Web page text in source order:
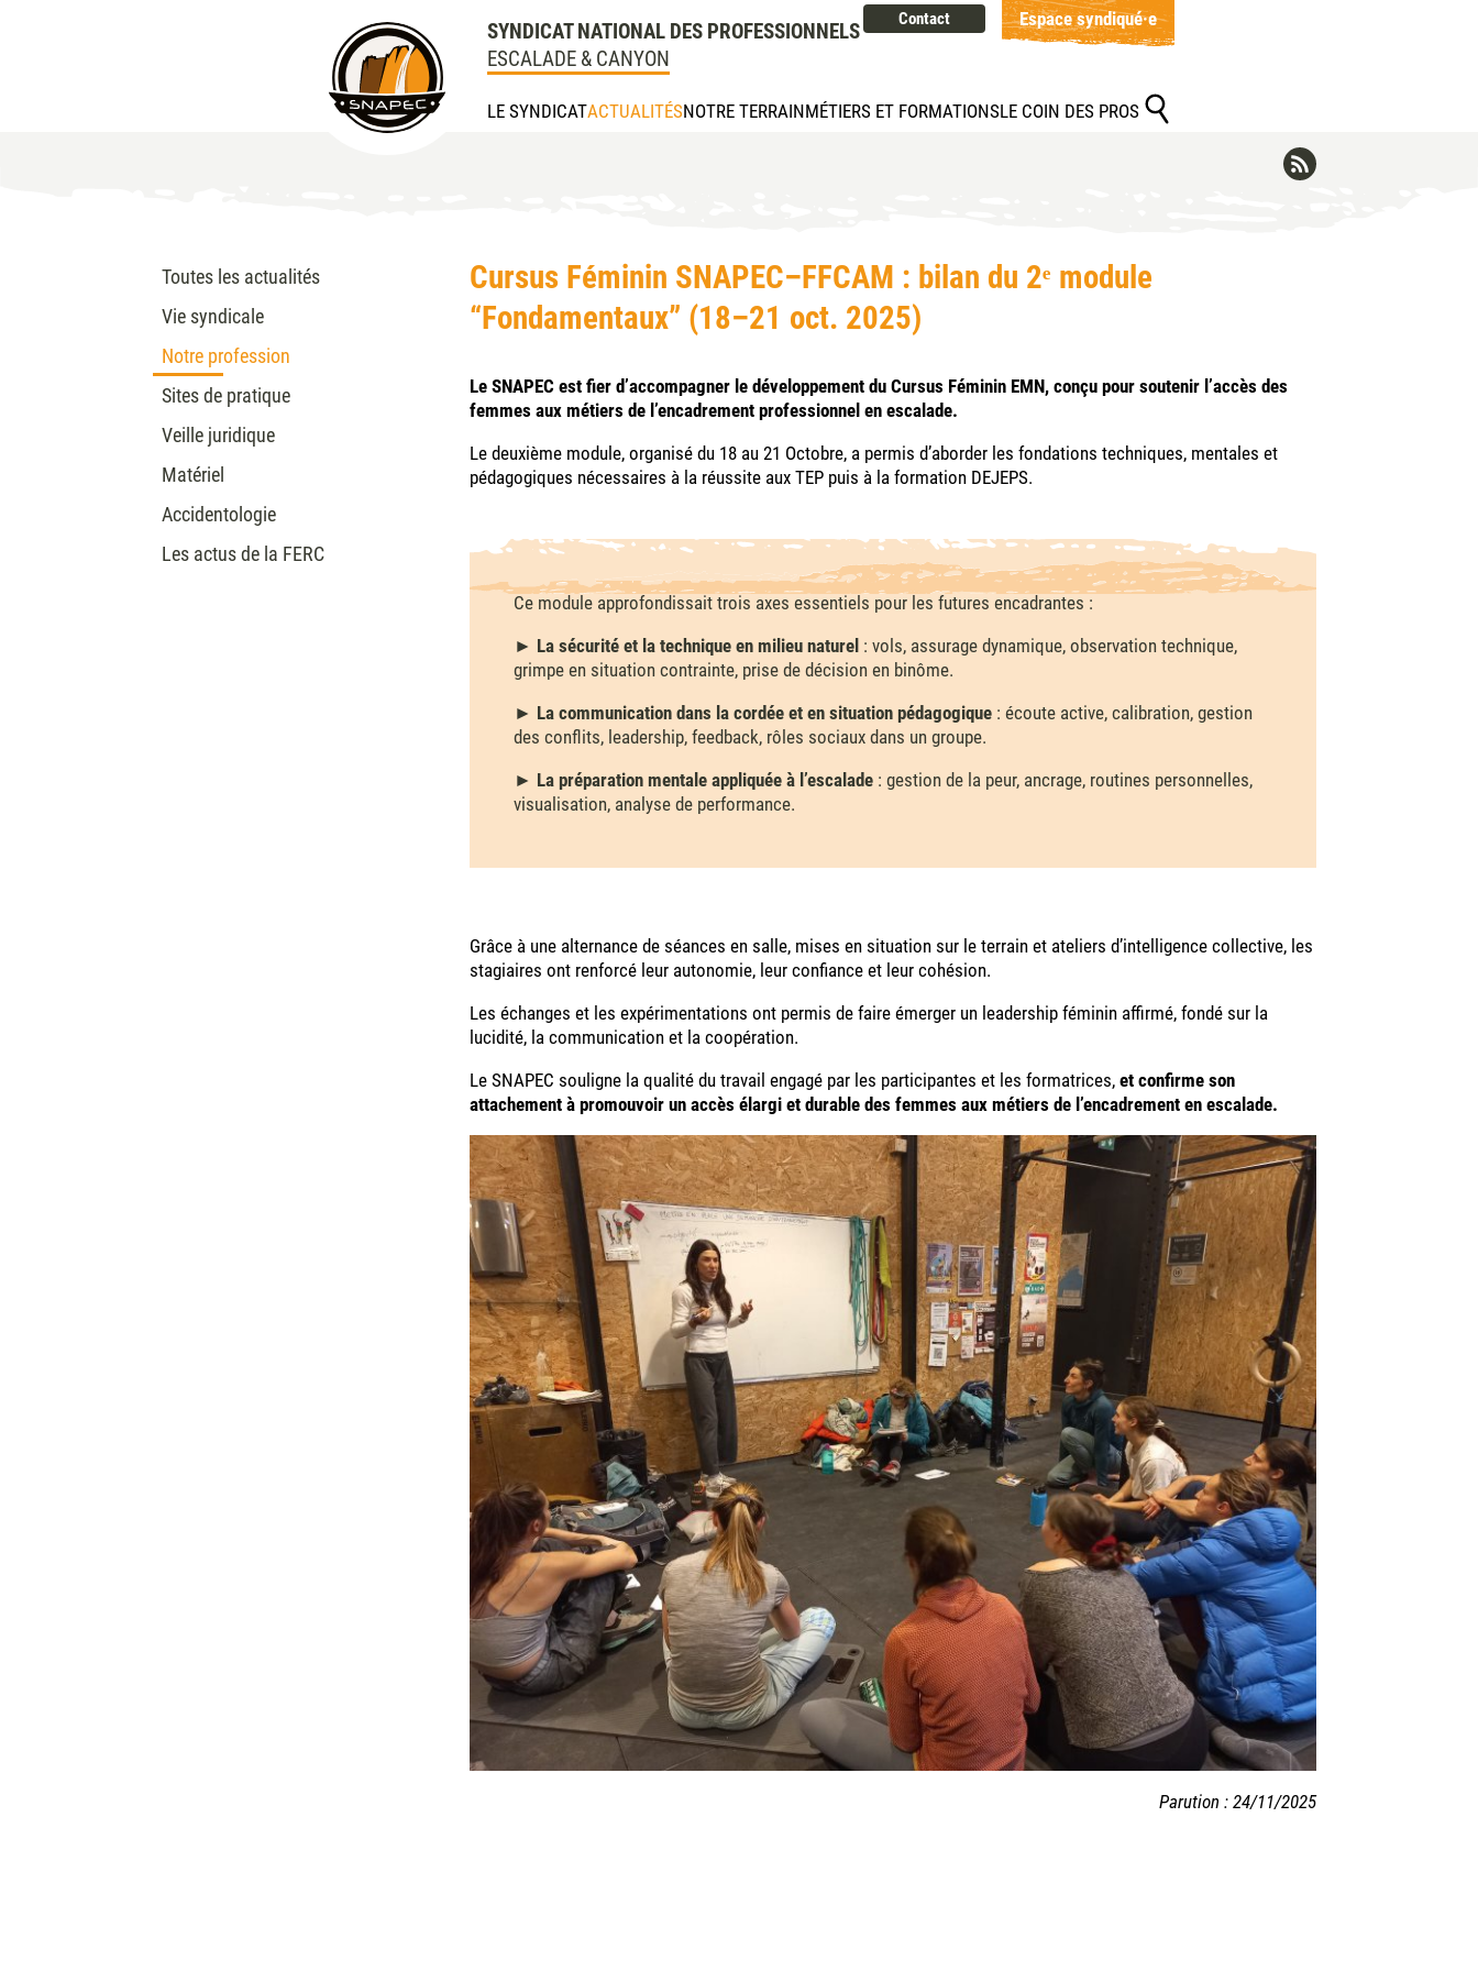
SYNDICAT NATIONAL DES PROFESSIONNELS
ESCALADE & CANYON
Contact Espace syndiqué·e
LE SYNDICATACTUALITÉSNOTRE TERRAINMÉTIERS ET FORMATIONSLE COIN DES PROS
Toutes les actualités
Vie syndicale
Notre profession
Sites de pratique
Veille juridique
Matériel
Accidentologie
Les actus de la FERC
Cursus Féminin SNAPEC–FFCAM : bilan du 2ᵉ module
“Fondamentaux” (18–21 oct. 2025)
Le SNAPEC est fier d’accompagner le développement du Cursus Féminin EMN, conçu pour soutenir l’accès des
femmes aux métiers de l’encadrement professionnel en escalade.
Le deuxième module, organisé du 18 au 21 Octobre, a permis d’aborder les fondations techniques, mentales et
pédagogiques nécessaires à la réussite aux TEP puis à la formation DEJEPS.
Ce module approfondissait trois axes essentiels pour les futures encadrantes :
► La sécurité et la technique en milieu naturel : vols, assurage dynamique, observation technique,
grimpe en situation contrainte, prise de décision en binôme.
► La communication dans la cordée et en situation pédagogique : écoute active, calibration, gestion
des conflits, leadership, feedback, rôles sociaux dans un groupe.
► La préparation mentale appliquée à l’escalade : gestion de la peur, ancrage, routines personnelles,
visualisation, analyse de performance.
Grâce à une alternance de séances en salle, mises en situation sur le terrain et ateliers d’intelligence collective, les
stagiaires ont renforcé leur autonomie, leur confiance et leur cohésion.
Les échanges et les expérimentations ont permis de faire émerger un leadership féminin affirmé, fondé sur la
lucidité, la communication et la coopération.
Le SNAPEC souligne la qualité du travail engagé par les participantes et les formatrices, et confirme son
attachement à promouvoir un accès élargi et durable des femmes aux métiers de l’encadrement en escalade.
Parution : 24/11/2025